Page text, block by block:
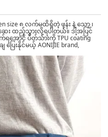
size ၈ လက်မထိရှိတဲ့ ဖုန်း နဲ့ သော့ ၊
ေး ထည့်သွားလို့ရပါတယ်။ ဒါ့အပြင်
ရအောင် ပိတ်သားကို TPU coating
ပြေးနိုင်မယ့် AONIJIE brand,